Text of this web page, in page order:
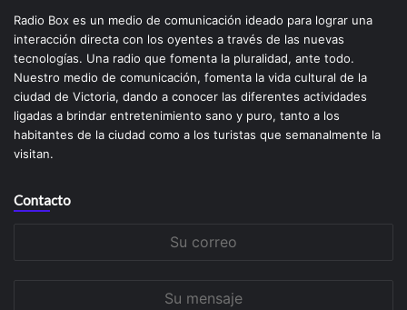
Radio Box es un medio de comunicación ideado para lograr una
interacción directa con los oyentes a través de las nuevas
tecnologías. Una radio que fomenta la pluralidad, ante todo.
Nuestro medio de comunicación, fomenta la vida cultural de la
ciudad de Victoria, dando a conocer las diferentes actividades
ligadas a brindar entretenimiento sano y puro, tanto a los
habitantes de la ciudad como a los turistas que semanalmente la
visitan.
Contacto